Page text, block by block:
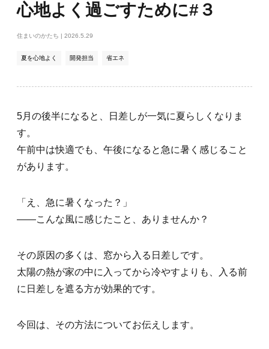
心地よく過ごすために#３
住まいのかたち | 2026.5.29
夏を心地よく 開発担当 省エネ
5月の後半になると、日差しが一気に夏らしくなりま
す。
午前中は快適でも、午後になると急に暑く感じること
があります。
「え、急に暑くなった？」
――こんな風に感じたこと、ありませんか？
その原因の多くは、窓から入る日差しです。
太陽の熱が家の中に入ってから冷やすよりも、入る前
に日差しを遮る方が効果的です。
今回は、その方法についてお伝えします。